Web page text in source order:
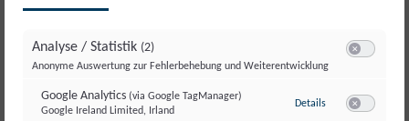
10 und 15 % liegt. Die Organisatoren gehen davon
aus, dass die EBI erfolgreich sein wird, da über
1,15 Millionen Unterschriften erreicht wurden.
Hier werden auch die Tausende von
Papierunterschriften berücksichtigt, die noch
Analyse / Statistik (2)
Anonyme Auswertung zur Fehlerbehebung und Weiterentwicklung
Google Analytics (via Google TagManager)
Google Ireland Limited, Irland
Details zu Google